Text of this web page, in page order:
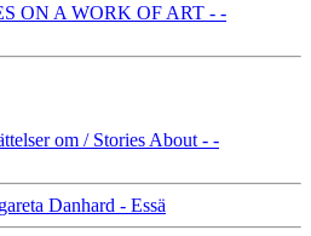
ON A WORK OF ART - -
om / Stories About - -
Danhard - Essä